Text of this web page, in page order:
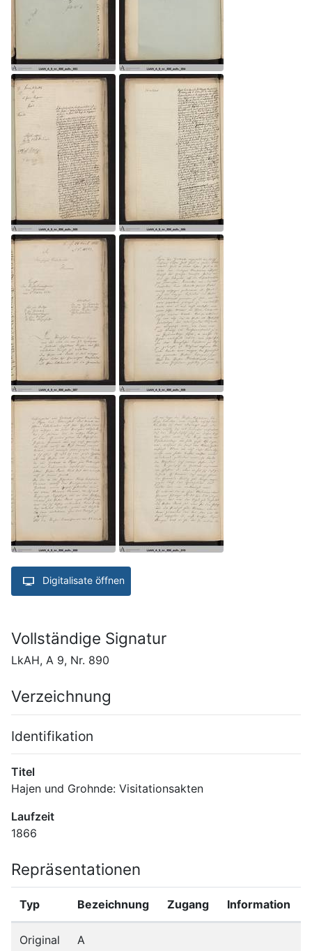
Digitalisate öffnen
Vollständige Signatur
LkAH, A 9, Nr. 890
Verzeichnung
Identifikation
Titel
Hajen und Grohnde: Visitationsakten
Laufzeit
1866
Repräsentationen
Typ Bezeichnung Zugang Information
Original A